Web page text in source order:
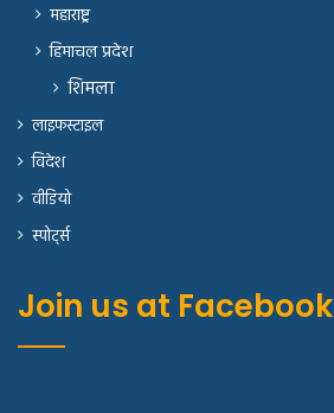
महाराष्ट्र
हिमाचल प्रदेश
शिमला
लाइफस्टाइल
विदेश
वीडियो
स्पोर्ट्स
Join us at Facebook